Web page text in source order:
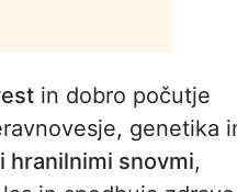
in dobro počutje
genetika
hranilnimi snovmi,